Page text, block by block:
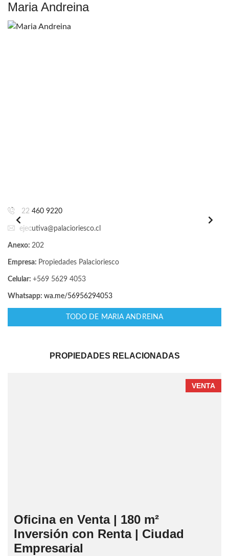
Maria Andreina
22 460 9220
ejecutiva@palacioriesco.cl
Anexo: 202
Empresa: Propiedades Palacioriesco
Celular: +569 5629 4053
Whatsapp: wa.me/56956294053
TODO DE MARIA ANDREINA
PROPIEDADES RELACIONADAS
VENTA
Oficina en Venta | 180 m²
Inversión con Renta | Ciudad
Empresarial